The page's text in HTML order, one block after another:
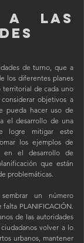
A LAS
de turno, que a
los diferentes planes
territorial de cada uno
objetivos a
pueda hacer uso de
el desarrollo de una
logre mitigar este
los ejemplos de
en el desarrollo de
que están
problemáticas.
un número
PLANIFICACIÓN.
de las autoridades
volver a lo
urbanos, mantener